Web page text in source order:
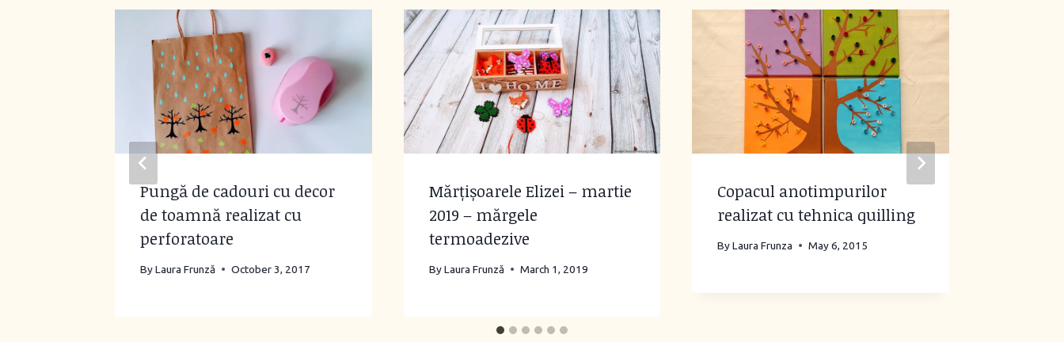
Pungă de cadouri cu decor
de toamnă realizat cu
perforatoare
ByLaura Frunză October 3, 2017
Mărțișoarele Elizei – martie
2019 – mărgele
termoadezive
By Laura Frunză March 1, 2019
Copacul anotimpurilor
realizat cu tehnica quilling
By Laura Frunza May 6, 2015